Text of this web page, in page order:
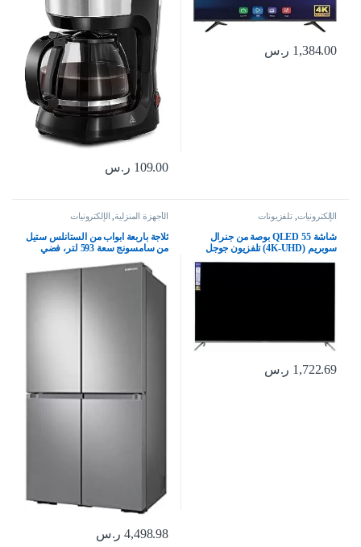
1,384.00 ر.س
109.00 ر.س
الإلكترونيات ,تلفزيونات
شاشة QLED 55 بوصة من جنرال
سوبريم (4K-UHD) تلفزيون جوجل
1,722.69 ر.س
الأجهزة المنزلية, الإلكترونيات
ثلاجة باربعة ابواب من الستانلس ستيل
من سامسونج سعة 593 لتر، فضي
4,498.98 ر.س